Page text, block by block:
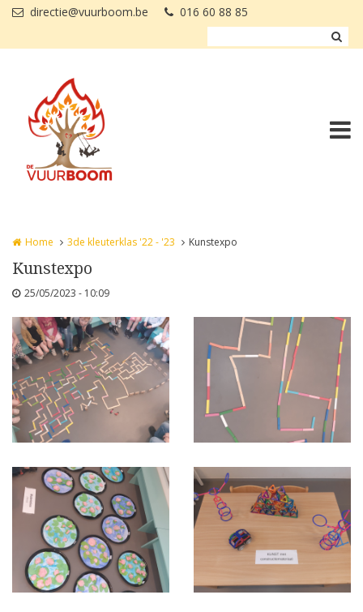
Overslaan en naar de inhoud gaan
directie@vuurboom.be 016 60 88 85
Home 3de kleuterklas '22 - '23 Kunstexpo
Kunstexpo
25/05/2023 - 10:09